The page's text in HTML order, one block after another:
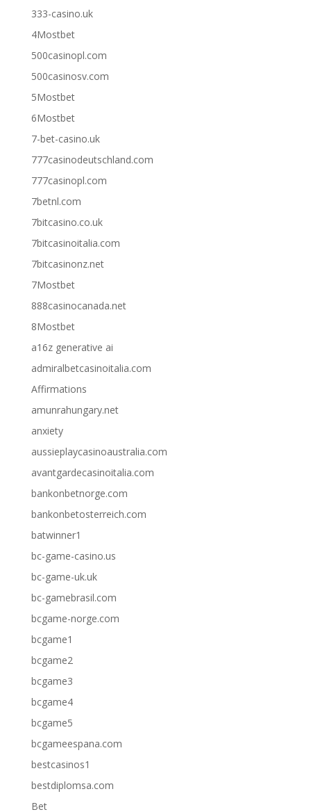
333-casino.uk
4Mostbet
500casinopl.com
500casinosv.com
5Mostbet
6Mostbet
7-bet-casino.uk
777casinodeutschland.com
777casinopl.com
7betnl.com
7bitcasino.co.uk
7bitcasinoitalia.com
7bitcasinonz.net
7Mostbet
888casinocanada.net
8Mostbet
a16z generative ai
admiralbetcasinoitalia.com
Affirmations
amunrahungary.net
anxiety
aussieplaycasinoaustralia.com
avantgardecasinoitalia.com
bankonbetnorge.com
bankonbetosterreich.com
batwinner1
bc-game-casino.us
bc-game-uk.uk
bc-gamebrasil.com
bcgame-norge.com
bcgame1
bcgame2
bcgame3
bcgame4
bcgame5
bcgameespana.com
bestcasinos1
bestdiplomsa.com
Bet